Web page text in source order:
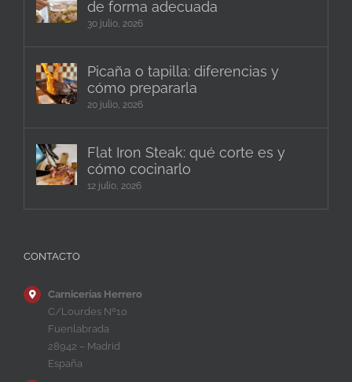
de forma adecuada
30 julio, 2026
Picaña o tapilla: diferencias y
cómo prepararla
20 julio, 2026
Flat Iron Steak: qué corte es y
cómo cocinarlo
12 julio, 2026
CONTACTO
Carnicerías Herrero
C/Lourdes Nº10
Fuenlabrada
28942 – Madrid
España